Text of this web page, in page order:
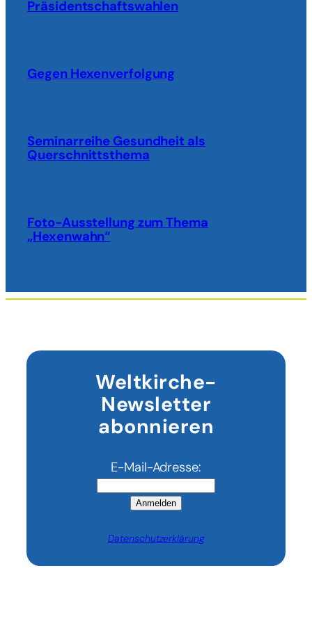
Präsidentschaftswahlen
Gegen Hexenverfolgung
Seminarreihe Gesundheit als
Querschnittsthema
Foto-Ausstellung zum Thema
„Hexenwahn“
Weltkirche-
Newsletter
abonnieren
E-Mail-Adresse:
Anmelden
Datenschutzerklärung